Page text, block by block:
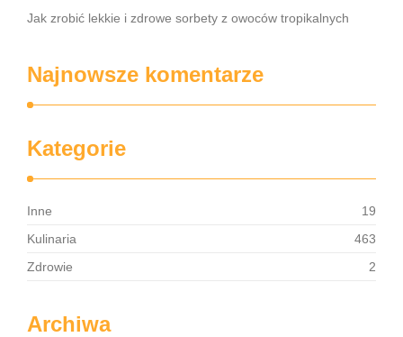
Jak zrobić lekkie i zdrowe sorbety z owoców tropikalnych
Najnowsze komentarze
Kategorie
Inne
19
Kulinaria
463
Zdrowie
2
Archiwa